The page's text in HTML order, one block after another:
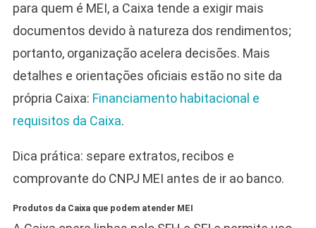
para quem é MEI, a Caixa tende a exigir mais
documentos devido à natureza dos rendimentos;
portanto, organização acelera decisões. Mais
detalhes e orientações oficiais estão no site da
própria Caixa: Financiamento habitacional e
requisitos da Caixa.
Dica prática: separe extratos, recibos e
comprovante do CNPJ MEI antes de ir ao banco.
Produtos da Caixa que podem atender MEI